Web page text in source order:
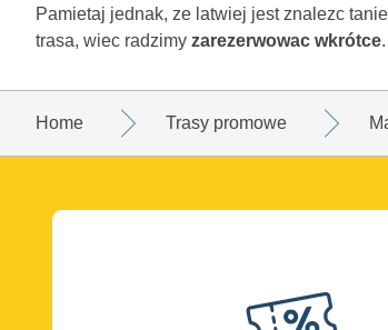
Pamietaj jednak, ze latwiej jest znalezc
trasa, wiec radzimy zarezerwowac wkrótce.
Home Trasy promowe